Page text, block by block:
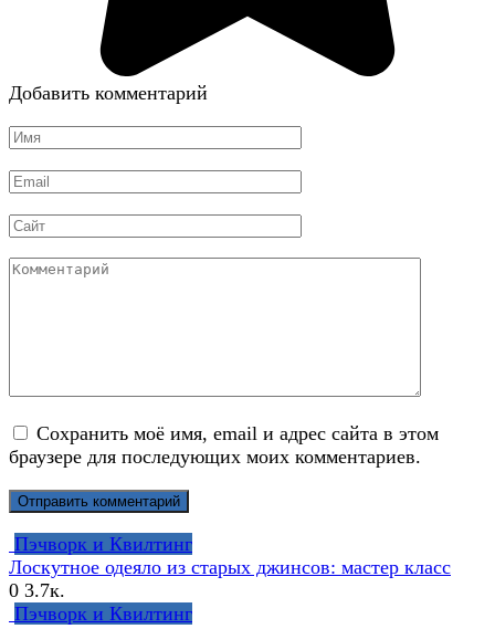
Добавить комментарий
Имя
Email
Сайт
Комментарий
Сохранить моё имя, email и адрес сайта в этом
браузере для последующих моих комментариев.
Пэчворк и Квилтинг
Лоскутное одеяло из старых джинсов: мастер класс
0 3.7к.
Пэчворк и Квилтинг